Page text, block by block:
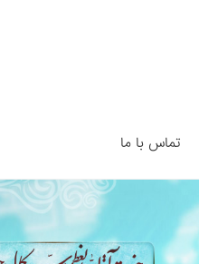
تماس با ما
Shop برگه نمونه برگه نمونه بلاگ